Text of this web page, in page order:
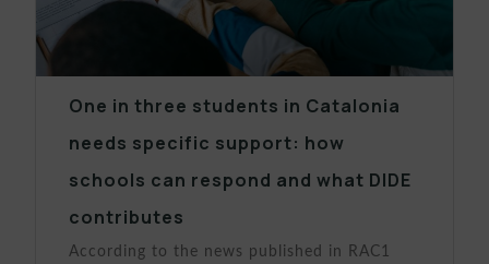
One in three students in Catalonia
needs specific support: how
schools can respond and what DIDE
contributes
According to the news published in RAC1